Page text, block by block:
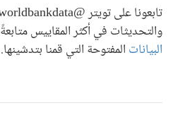
والتحديثات في أكثر المقاييس
البيانات المفتوحة التي قمنا بتدشينها.